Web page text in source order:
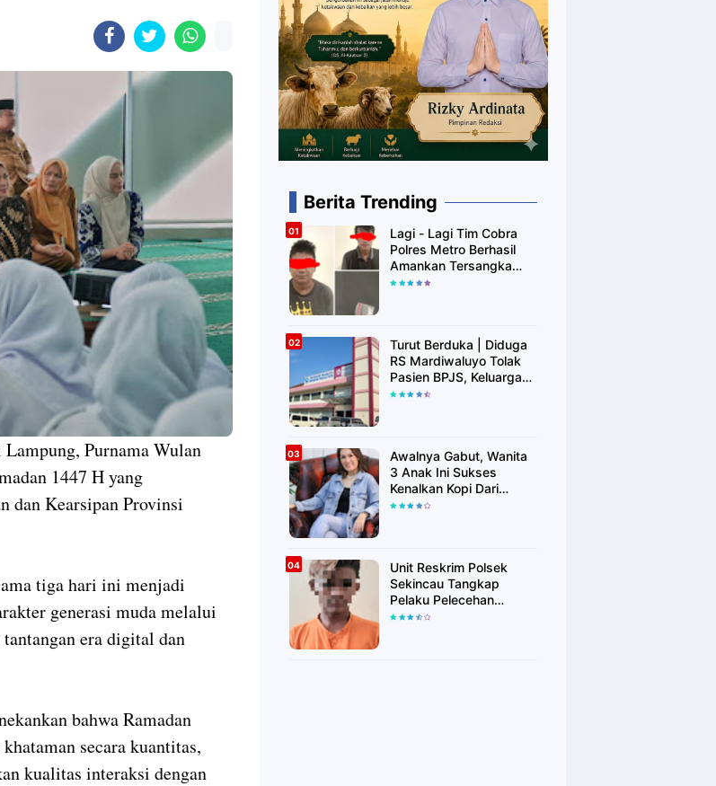
Purnama Wulan
1447 H yang
dan Kearsipan Provinsi
tiga hari ini menjadi
generasi muda melalui
era digital dan
bahwa Ramadan
secara kuantitas,
kualitas interaksi dengan
Berita Trending
Lagi - Lagi Tim Cobra
Polres Metro Berhasil
Amankan Tersangka
Yang Diduga Pengguna
Turut Berduka | Diduga
RS Mardiwaluyo Tolak
Pasien BPJS, Keluarga
Pasien: "ini Yang
Awalnya Gabut, Wanita
3 Anak Ini Sukses
Kenalkan Kopi Dari
Simalungun di Bekasi
Unit Reskrim Polsek
Sekincau Tangkap
Pelaku Pelecehan
Seksual Anak di Bawah